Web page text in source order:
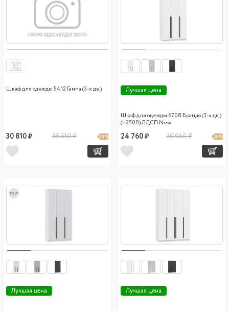
Шкаф для одежды 54.12 Гамма (3-х дв.)
30 810 ₽ 38 510 ₽ 20 %
Лучшая цена
Шкаф для одежды 67.08 Брандо (3-х дв.)
(h2500) ЛДСП New
24 760 ₽ 30 950 ₽ 20 %
new
Лучшая цена Лучшая цена